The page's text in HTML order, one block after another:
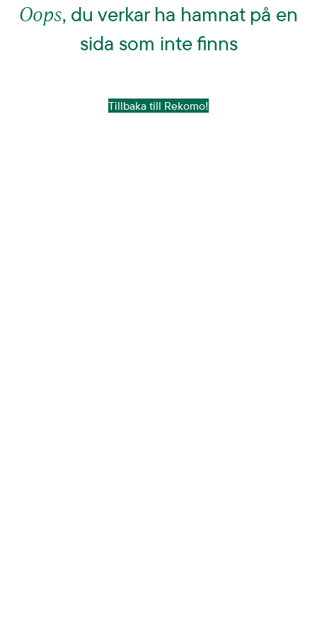
Oops, du verkar ha hamnat på en
sida som inte finns
Tillbaka till Rekomo!